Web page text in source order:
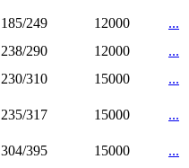
185/249 12000
...
238/290 12000
...
230/310 15000
...
235/317 15000
...
304/395 15000 ...